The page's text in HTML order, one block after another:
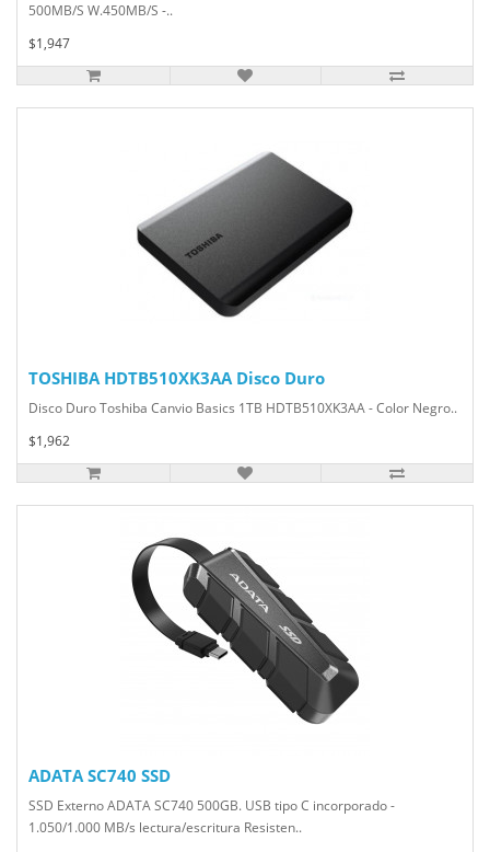
500MB/S W.450MB/S -..
$1,947
TOSHIBA HDTB510XK3AA Disco Duro
Disco Duro Toshiba Canvio Basics 1TB HDTB510XK3AA - Color Negro..
$1,962
ADATA SC740 SSD
SSD Externo ADATA SC740 500GB. USB tipo C incorporado -
1.050/1.000 MB/s lectura/escritura Resisten..